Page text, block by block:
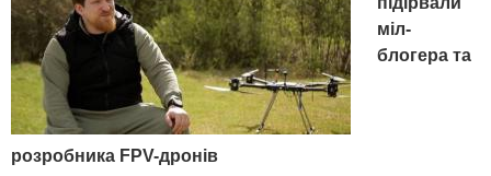
міл-
блогера та
розробника FPV-дронів